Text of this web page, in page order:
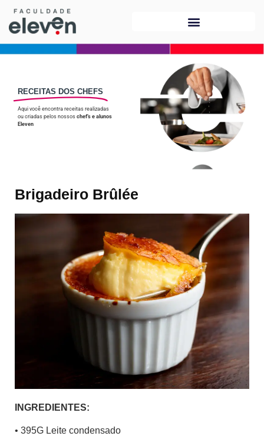
RECEITAS DOS CHEFS
Aqui você encontra receitas realizadas
ou criadas pelos nossos chef’s e alunos
Eleven
Brigadeiro Brûlée
INGREDIENTES:
• 395G Leite condensado